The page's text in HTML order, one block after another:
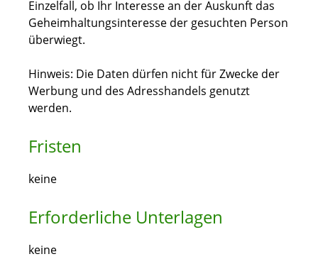
Einzelfall, ob Ihr Interesse an der Auskunft das
Geheimhaltungsinteresse der gesuchten Person
überwiegt.
Hinweis: Die Daten dürfen nicht für Zwecke der
Werbung und des Adresshandels genutzt
werden.
Fristen
keine
Erforderliche Unterlagen
keine